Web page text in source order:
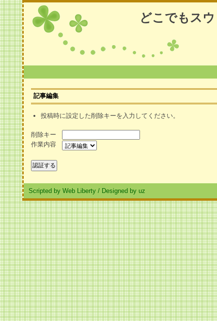
どこでもス
記事編集
投稿時に設定した削除キーを入力してください。
削除キー
作業内容
Scripted by Web Liberty / Designed by uz